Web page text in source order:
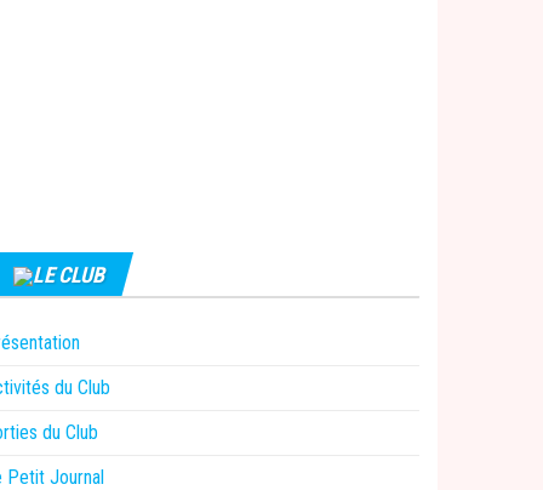
LE CLUB
du Club
du Club
Petit Journal